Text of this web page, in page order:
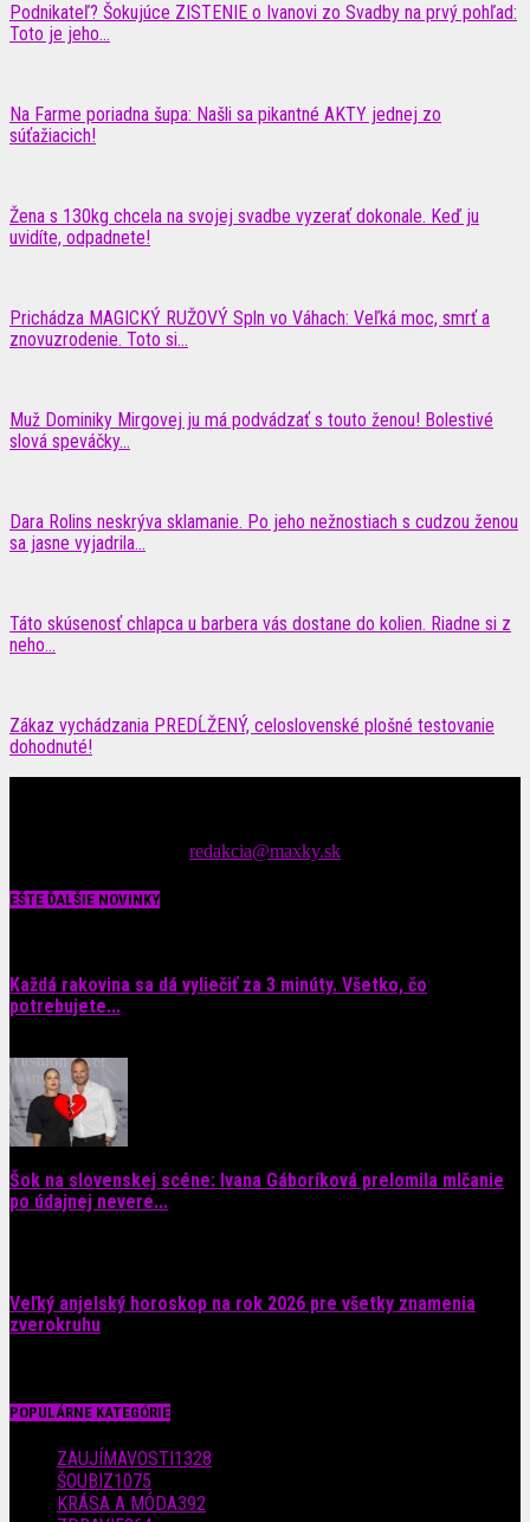
Podnikateľ? Šokujúce ZISTENIE o Ivanovi zo Svadby na prvý pohľad:
Toto je jeho...
Na Farme poriadna šupa: Našli sa pikantné AKTY jednej zo
súťažiacich!
Žena s 130kg chcela na svojej svadbe vyzerať dokonale. Keď ju
uvidíte, odpadnete!
Prichádza MAGICKÝ RUŽOVÝ Spln vo Váhach: Veľká moc, smrť a
znovuzrodenie. Toto si...
Muž Dominiky Mirgovej ju má podvádzať s touto ženou! Bolestivé
slová speváčky…
Dara Rolins neskrýva sklamanie. Po jeho nežnostiach s cudzou ženou
sa jasne vyjadrila...
Táto skúsenosť chlapca u barbera vás dostane do kolien. Riadne si z
neho...
Zákaz vychádzania PREDĹŽENÝ, celoslovenské plošné testovanie
dohodnuté!
redakcia@maxky.sk
EŠTE ĎALŠIE NOVINKY
Každá rakovina sa dá vyliečiť za 3 minúty. Všetko, čo
potrebujete...
Šok na slovenskej scéne: Ivana Gáboríková prelomila mlčanie
po údajnej nevere...
Veľký anjelský horoskop na rok 2026 pre všetky znamenia
zverokruhu
POPULÁRNE KATEGÓRIE
ZAUJÍMAVOSTI 1328
ŠOUBIZ1075
KRÁSA A MÓDA392